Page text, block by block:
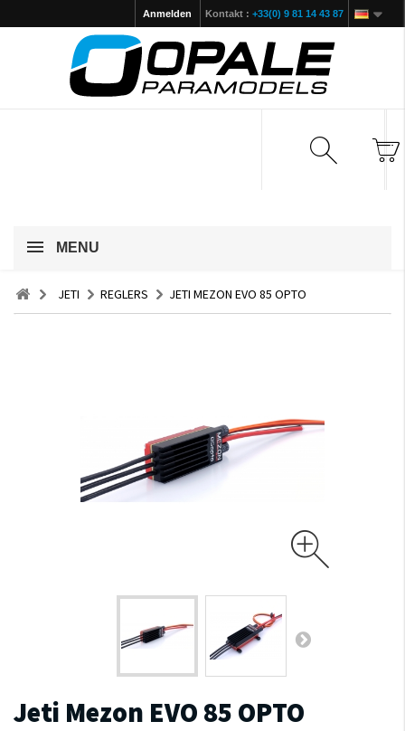
Kontakt : +33(0) 9 81 14 43 87
Anmelden
MENU
JETI REGLERS JETI MEZON EVO 85 OPTO
Jeti Mezon EVO 85 OPTO